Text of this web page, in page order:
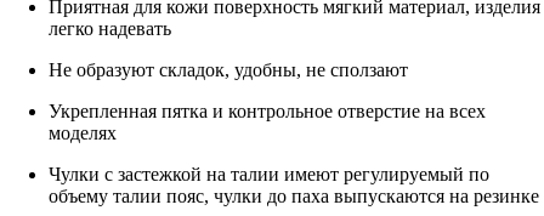
Приятная для кожи поверхность мягкий материал, изделия
легко надевать
Не образуют складок, удобны, не сползают
Укрепленная пятка и контрольное отверстие на всех
моделях
Чулки с застежкой на талии имеют регулируемый по
объему талии пояс, чулки до паха выпускаются на резинке